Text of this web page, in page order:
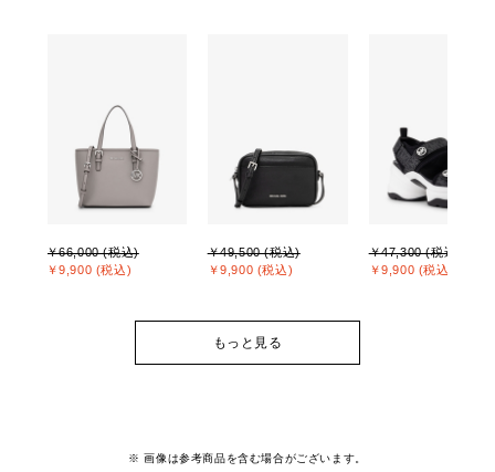
￥66,000 (税込)
￥9,900 (税込)
￥49,500 (税込)
￥9,900 (税込)
￥47,300 (税込)
￥9,900 (税込)
もっと見る
※ 画像は参考商品を含む場合がございます。